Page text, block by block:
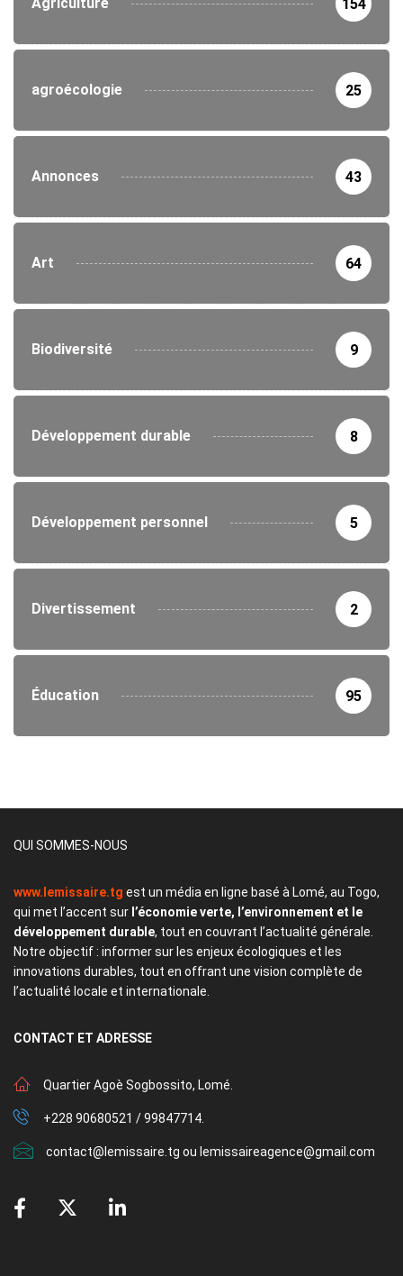
154
agroécologie 25
Annonces 43
Art 64
Biodiversité 9
Développement durable 8
Développement personnel 5
Divertissement 2
Éducation 95
QUI SOMMES-NOUS
www.lemissaire.tg est un média en ligne basé à Lomé, au Togo,
qui met l’accent sur l’économie verte, l’environnement et le
développement durable, tout en couvrant l’actualité générale.
Notre objectif : informer sur les enjeux écologiques et les
innovations durables, tout en offrant une vision complète de
l’actualité locale et internationale.
CONTACT ET ADRESSE
Quartier Agoè Sogbossito, Lomé.
+228 90680521 / 99847714.
contact@lemissaire.tg ou lemissaireagence@gmail.com